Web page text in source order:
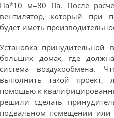
Па*10 м=80 Па. После
вентилятор, который при
будет иметь
Установка принудительной
больших домах, где
система воздухообмена.
выполнить такой проект,
помощью к
решили сделать
подвальном помещении или